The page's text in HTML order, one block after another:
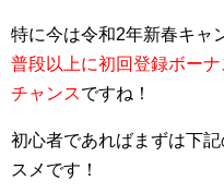
特に今は令和2年新春キャ
普段以上に初回登録ボー
チャンスですね！
初心者であればまずは下
スメです！